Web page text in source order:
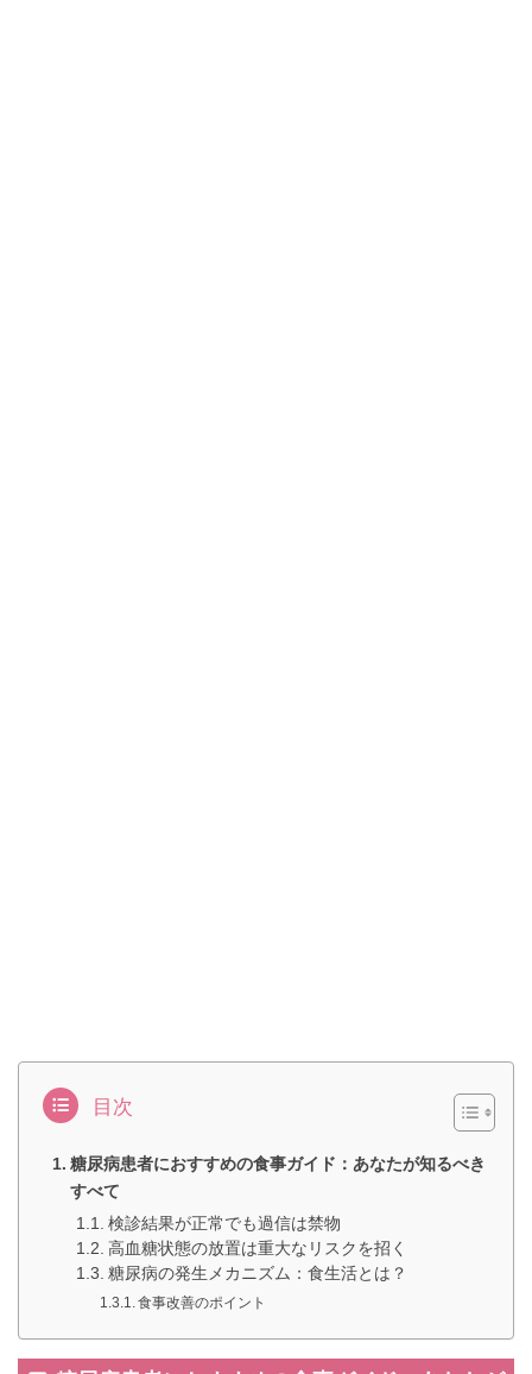
目次
糖尿病患者におすすめの食事ガイド：あなたが知るべき
すべて
検診結果が正常でも過信は禁物
高血糖状態の放置は重大なリスクを招く
糖尿病の発生メカニズム：食生活とは？
食事改善のポイント